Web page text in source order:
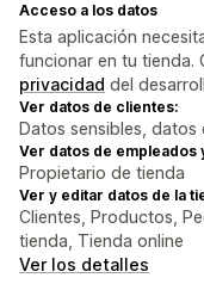
Acceso a los datos
Esta aplicación
funcionar en tu tienda.
privacidad del
Ver datos de clientes:
Datos sensibles,
Ver datos de
Propietario de tienda
Ver y editar datos de la
Clientes, Productos,
tienda, Tienda online
Ver los detalles